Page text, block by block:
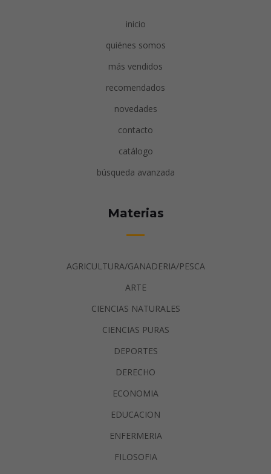
inicio
quiénes somos
más vendidos
recomendados
novedades
contacto
catálogo
búsqueda avanzada
Materias
AGRICULTURA/GANADERIA/PESCA
ARTE
CIENCIAS NATURALES
CIENCIAS PURAS
DEPORTES
DERECHO
ECONOMIA
EDUCACION
ENFERMERIA
FILOSOFIA